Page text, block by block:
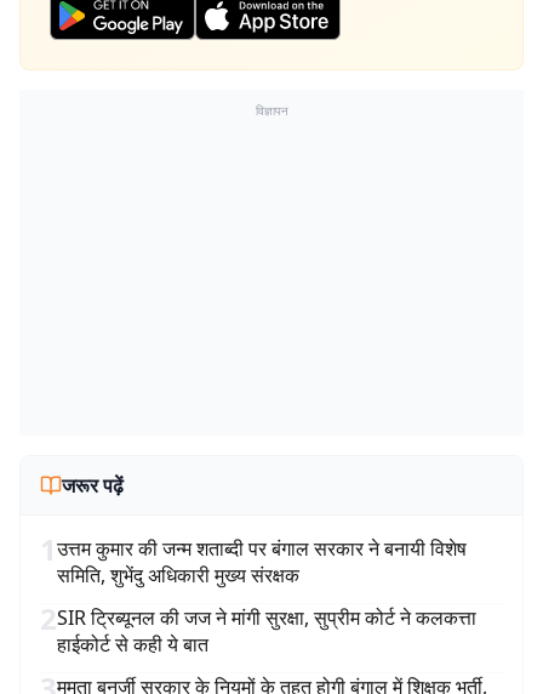
विज्ञापन
जरूर पढ़ें
1उत्तम कुमार की जन्म शताब्दी पर बंगाल सरकार ने बनायी विशेष
समिति, शुभेंदु अधिकारी मुख्य संरक्षक
2SIR ट्रिब्यूनल की जज ने मांगी सुरक्षा, सुप्रीम कोर्ट ने कलकत्ता
हाईकोर्ट से कही ये बात
ममता बनर्जी सरकार के नियमों के तहत होगी बंगाल में शिक्षक भर्ती,